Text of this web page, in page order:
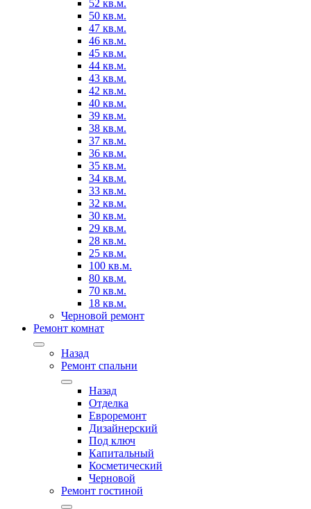
52 кв.м.
50 кв.м.
47 кв.м.
46 кв.м.
45 кв.м.
44 кв.м.
43 кв.м.
42 кв.м.
40 кв.м.
39 кв.м.
38 кв.м.
37 кв.м.
36 кв.м.
35 кв.м.
34 кв.м.
33 кв.м.
32 кв.м.
30 кв.м.
29 кв.м.
28 кв.м.
25 кв.м.
100 кв.м.
80 кв.м.
70 кв.м.
18 кв.м.
Черновой ремонт
Ремонт комнат
Назад
Ремонт спальни
Назад
Отделка
Евроремонт
Дизайнерский
Под ключ
Капитальный
Косметический
Черновой
Ремонт гостиной